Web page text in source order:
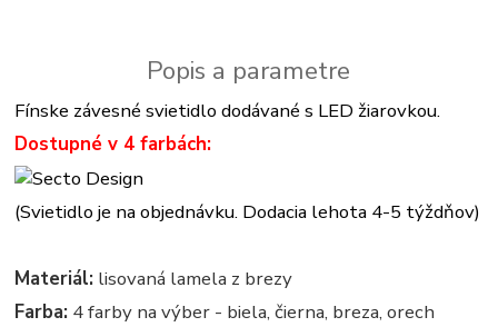
Popis a parametre
Fínske závesné svietidlo dodávané s LED žiarovkou.
Dostupné v 4 farbách:
(Svietidlo je na objednávku. Dodacia lehota 4-5 týždňov)
Materiál: lisovaná lamela z brezy
Farba: 4 farby na výber - biela, čierna, breza, orech